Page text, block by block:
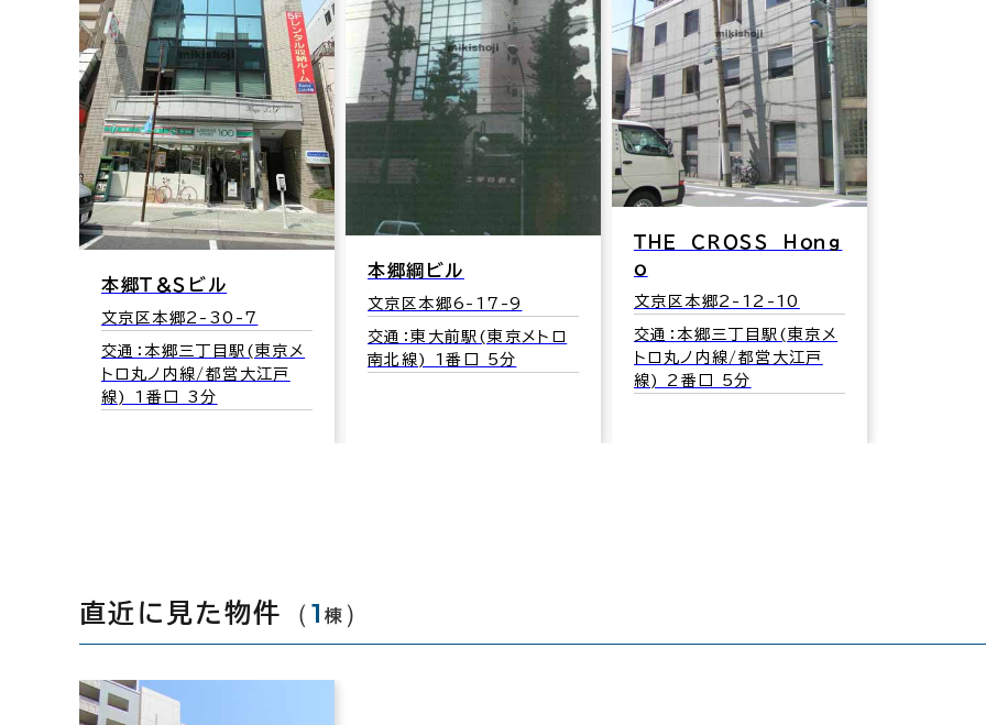
本郷Ｔ＆Ｓビル
文京区本郷2-30-7
交通：本郷三丁目駅(東京メ
トロ丸ノ内線/都営大江戸
線) 1番口 3分
本郷綱ビル
文京区本郷6-17-9
交通：東大前駅(東京メトロ
南北線) 1番口 5分
ＴＨＥ ＣＲＯＳＳ Ｈｏｎｇ
ｏ
文京区本郷2-12-10
交通：本郷三丁目駅(東京メ
トロ丸ノ内線/都営大江戸
線) 2番口 5分
直近に見た物件 （1 棟 ）